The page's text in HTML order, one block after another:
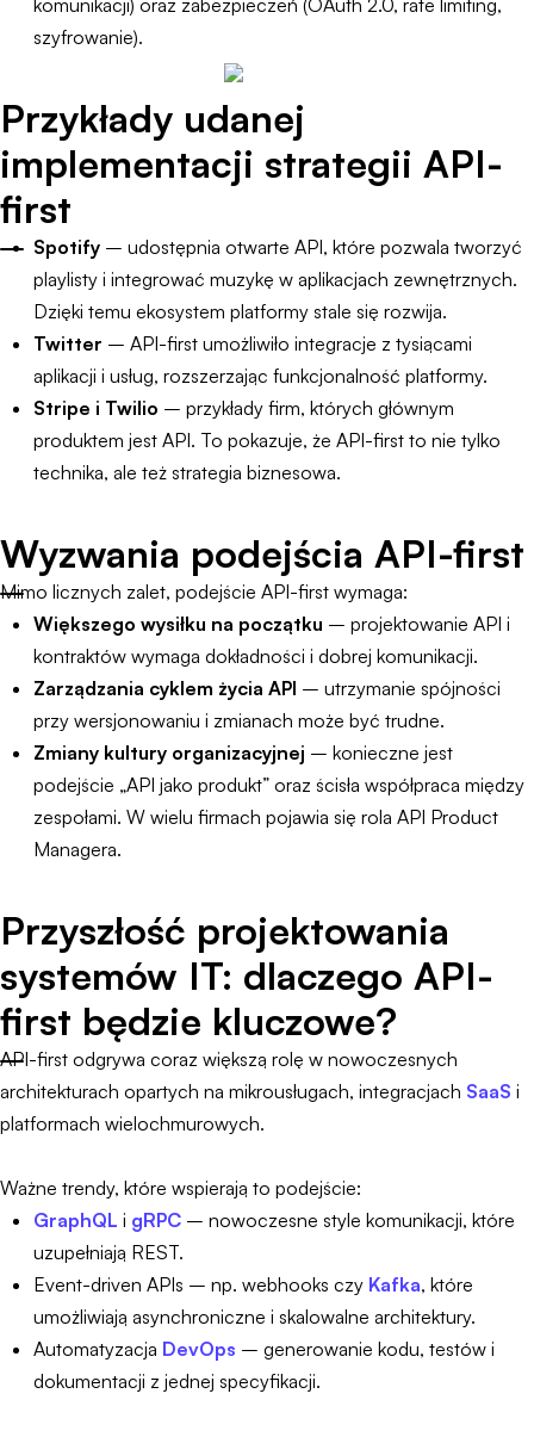
komunikacji) oraz zabezpieczeń (OAuth 2.0, rate limiting,
szyfrowanie).
Przykłady udanej
implementacji strategii API-
first
Spotify – udostępnia otwarte API, które pozwala tworzyć
playlisty i integrować muzykę w aplikacjach zewnętrznych.
Dzięki temu ekosystem platformy stale się rozwija.
Twitter – API-first umożliwiło integracje z tysiącami
aplikacji i usług, rozszerzając funkcjonalność platformy.
Stripe i Twilio – przykłady firm, których głównym
produktem jest API. To pokazuje, że API-first to nie tylko
technika, ale też strategia biznesowa.
Wyzwania podejścia API-first
Mimo licznych zalet, podejście API-first wymaga:
Większego wysiłku na początku – projektowanie API i
kontraktów wymaga dokładności i dobrej komunikacji.
Zarządzania cyklem życia API – utrzymanie spójności
przy wersjonowaniu i zmianach może być trudne.
Zmiany kultury organizacyjnej – konieczne jest
podejście „API jako produkt” oraz ścisła współpraca między
zespołami. W wielu firmach pojawia się rola API Product
Managera.
Przyszłość projektowania
systemów IT: dlaczego API-
first będzie kluczowe?
API-first odgrywa coraz większą rolę w nowoczesnych
architekturach opartych na mikrousługach, integracjach SaaS i
platformach wielochmurowych.
Ważne trendy, które wspierają to podejście:
GraphQL i gRPC – nowoczesne style komunikacji, które
uzupełniają REST.
Event-driven APIs – np. webhooks czy Kafka, które
umożliwiają asynchroniczne i skalowalne architektury.
Automatyzacja DevOps – generowanie kodu, testów i
dokumentacji z jednej specyfikacji.